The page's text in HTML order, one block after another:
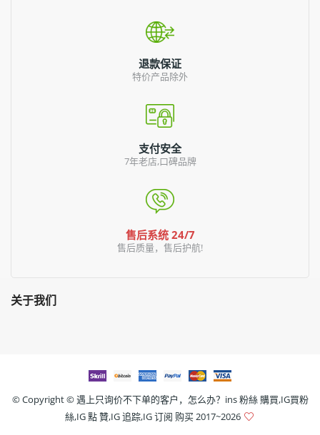
退款保证
特价产品除外
支付安全
7年老店,口碑品牌
售后系统 24/7
售后质量，售后护航!
关于我们
© Copyright ©遇上只询价不下单的客户，怎么办？ins 粉絲 購買,IG買粉
絲,IG 點 贊,IG 追踪,IG 订阅 购买2017~2026